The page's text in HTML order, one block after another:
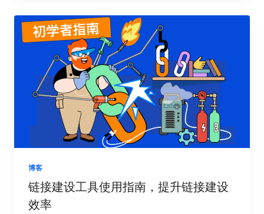
新时代。 一、 深入理解链接建设效果追踪的意义 许
多人在进行链接建设时，往往缺乏明确的目标和方
向，就像在黑暗中摸索前行。他们只知道不断地去获
取链接，却不清楚哪些链接真正有效，哪些链接只是
浪费时间和精力。这种做法不仅效率低，还可能适得
其反，损害网站的搜索引擎优化效果。 链接建设效果
追踪就像一盏明灯，照亮前进的道路，它能帮助你清
晰地了解每一次链接建设活动的实际效果，让你知道
哪些策略有效，哪些策略需要改进。就像驾驶汽车需
要查看仪表盘一样，追踪链接建设效果可以让你随时
掌握网站的“行驶状态”，从而做出更明智的决策。 试
想一下，一个射手如果每次射击后都无法看到箭的落
点，他该如何调整自己的射击姿势和力度呢？链接建
设也是如此，只有不断追踪效果，才能知道哪些策略
博客
链接建设工具使用指南，提升链接建设
效率